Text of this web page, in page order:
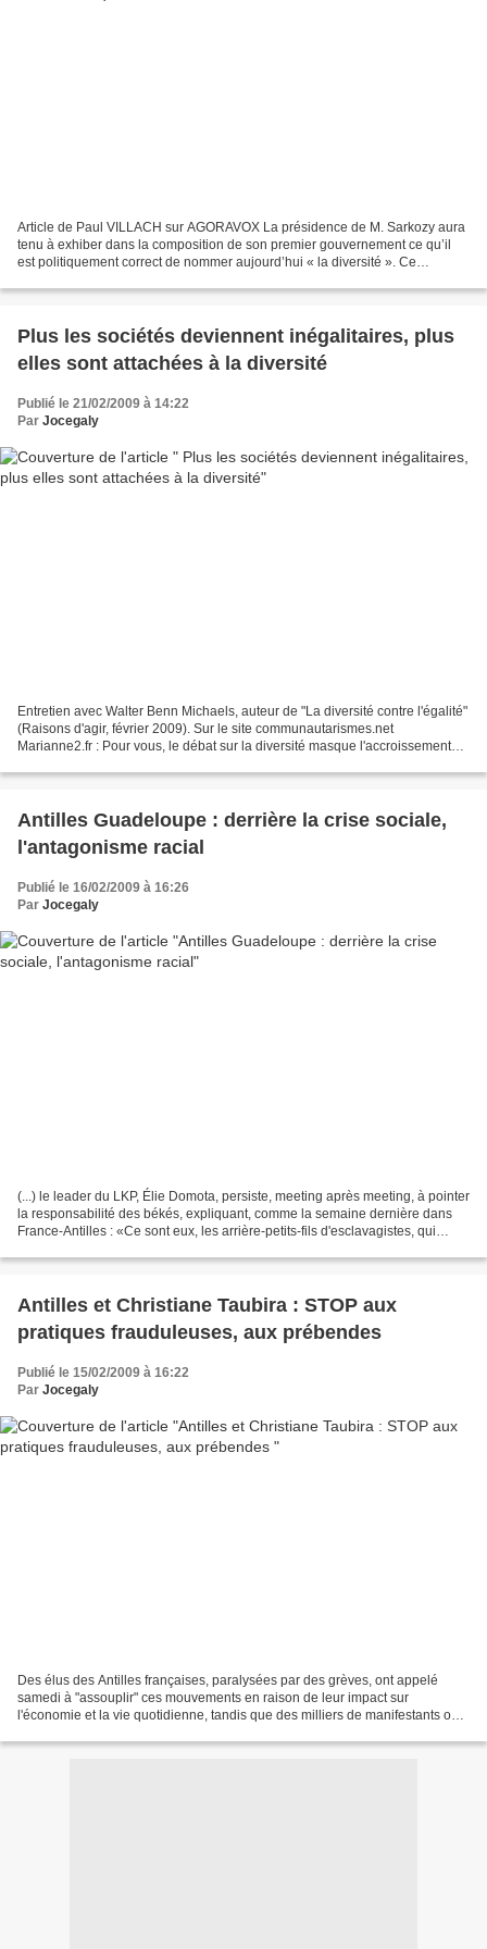
Article de Paul VILLACH sur AGORAVOX La présidence de M. Sarkozy aura
tenu à exhiber dans la composition de son premier gouvernement ce qu’il
est politiquement correct de nommer aujourd’hui « la diversité ». Ce
Plus les sociétés deviennent inégalitaires, plus
elles sont attachées à la diversité
Publié le 21/02/2009 à 14:22
Par Jocegaly
Entretien avec Walter Benn Michaels, auteur de "La diversité contre l'égalité"
(Raisons d'agir, février 2009). Sur le site communautarismes.net
Marianne2.fr : Pour vous, le débat sur la diversité masque l'accroissement
Antilles Guadeloupe : derrière la crise sociale,
l'antagonisme racial
Publié le 16/02/2009 à 16:26
Par Jocegaly
(...) le leader du LKP, Élie Domota, persiste, meeting après meeting, à pointer
la responsabilité des békés, expliquant, comme la semaine dernière dans
France-Antilles : «Ce sont eux, les arrière-petits-fils d'esclavagistes, qui
Antilles et Christiane Taubira : STOP aux
pratiques frauduleuses, aux prébendes
Publié le 15/02/2009 à 16:22
Par Jocegaly
Des élus des Antilles françaises, paralysées par des grèves, ont appelé
samedi à "assouplir" ces mouvements en raison de leur impact sur
l'économie et la vie quotidienne, tandis que des milliers de manifestants ont